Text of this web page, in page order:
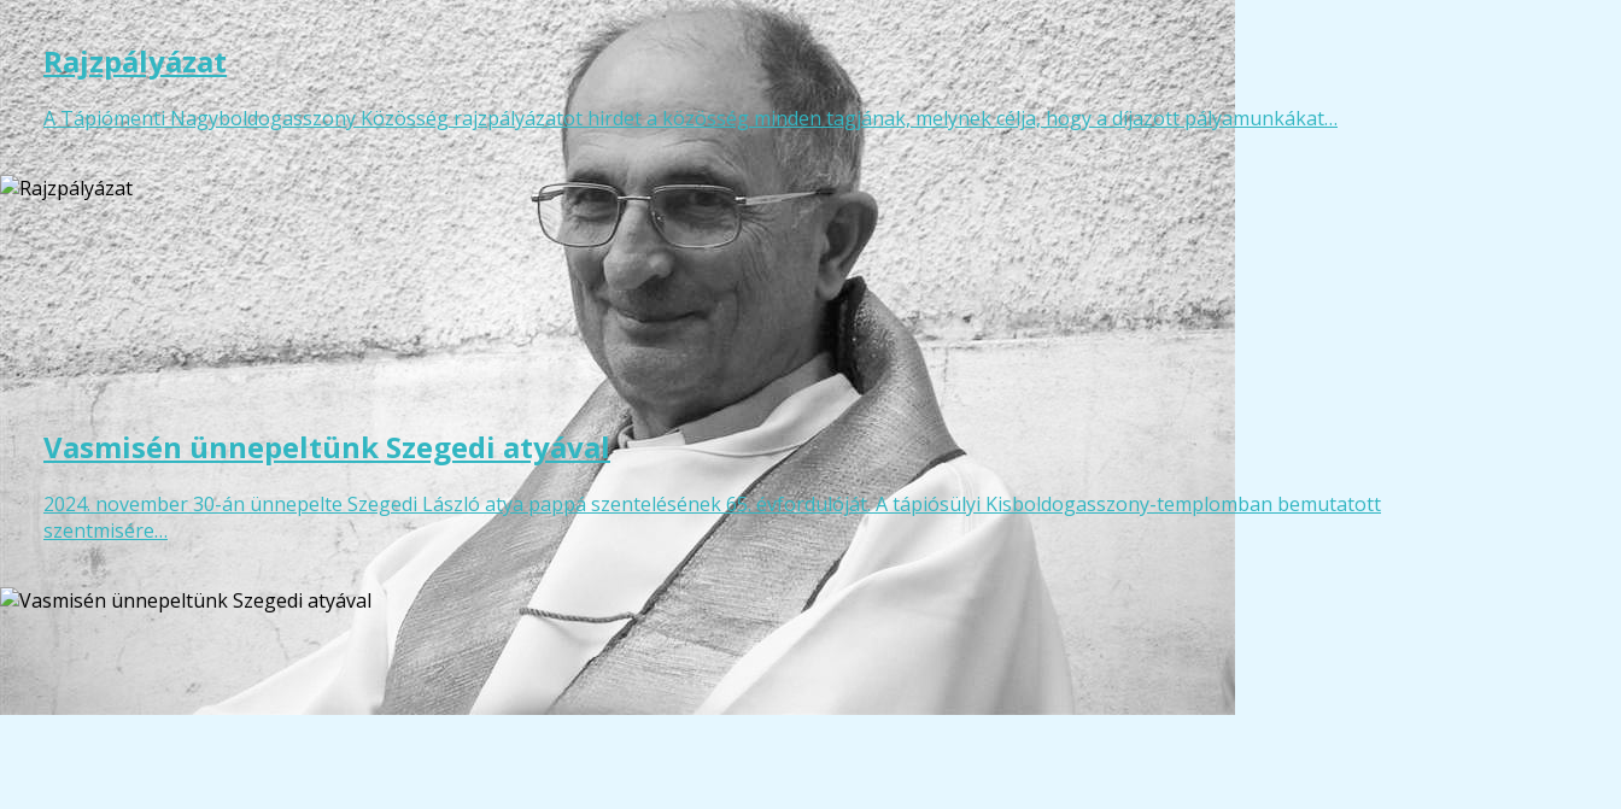
Rajzpályázat
A Tápiómenti Nagyboldogasszony Közösség rajzpályázatot hirdet a közösség minden tagjának, melynek célja, hogy a díjazott pályamunkákat…
Vasmisén ünnepeltünk Szegedi atyával
2024. november 30-án ünnepelte Szegedi László atya pappá szentelésének 65. évfordulóját. A tápiósülyi Kisboldogasszony-templomban bemutatott
szentmisére…